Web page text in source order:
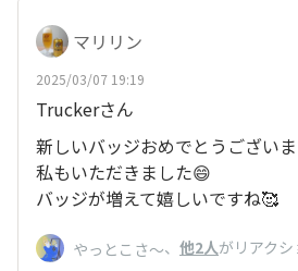
マリリン
2025/03/07 19:19
Truckerさん
新しいバッジおめでとうござい
私もいただきました😄
バッジが増えて嬉しいですね🥰
やっとこさ～、 他2人がリアクシ